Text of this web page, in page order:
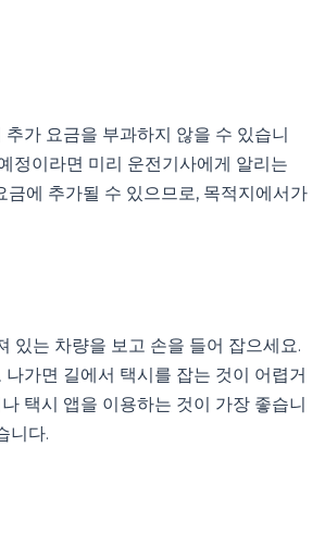
가 요금을 부과하지 않을 수 있습니
정이라면 미리 운전기사에게 알리는
금에 추가될 수 있으므로, 목적지에서가
있는 차량을 보고 손을 들어 잡으세요.
가면 길에서 택시를 잡는 것이 어렵거
택시 앱을 이용하는 것이 가장 좋습니
니다.